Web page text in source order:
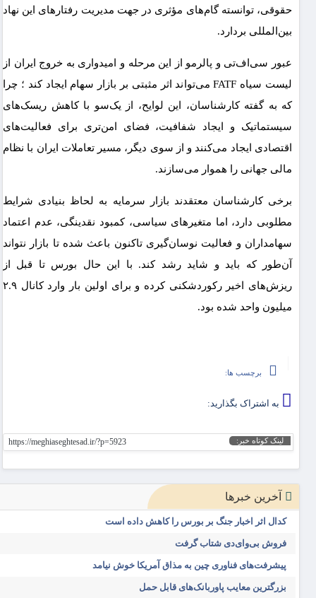
حقوقی، توانسته گام‌های مؤثری در جهت مدیریت رفتارهای این نهاد
بین‌المللی بردارد.
عبور سی‌اف‌تی و پالرمو از این مرحله و امیدواری به خروج ایران از
لیست سیاه FATF می‌تواند اثر مثبتی بر بازار سهام ایجاد کند ؛ چرا
که به گفته کارشناسان، این لوایح، از یک‌سو با کاهش ریسک‌های
سیستماتیک و ایجاد شفافیت، فضای امن‌تری برای فعالیت‌های
اقتصادی ایجاد می‌کنند و از سوی دیگر، مسیر تعاملات ایران با نظام
مالی جهانی را هموار می‌سازند.
برخی کارشناسان معتقدند بازار سرمایه به لحاظ بنیادی شرایط
مطلوبی دارد، اما متغیرهای سیاسی، کمبود نقدینگی، عدم اعتماد
سهامداران و فعالیت نوسان‌گیری تاکنون باعث شده تا بازار نتواند
آن‌طور که باید و شاید رشد کند. با این حال بورس تا قبل از
ریزش‌های اخیر رکوردشکنی کرده و برای اولین بار وارد کانال ۲.۹
میلیون واحد شده بود.
برچسب ها:
به اشتراک بگذارید:
لینک کوتاه خبر: https://meghiaseghtesad.ir/?p=5923
آخرین خبرها
کدال اثر اخبار جنگ بر بورس را کاهش داده است
فروش بی‌وای‌دی شتاب گرفت
پیشرفت‌های فناوری چین به مذاق آمریکا خوش نیامد
بزرگترین معایب پاوربانک‌های قابل حمل